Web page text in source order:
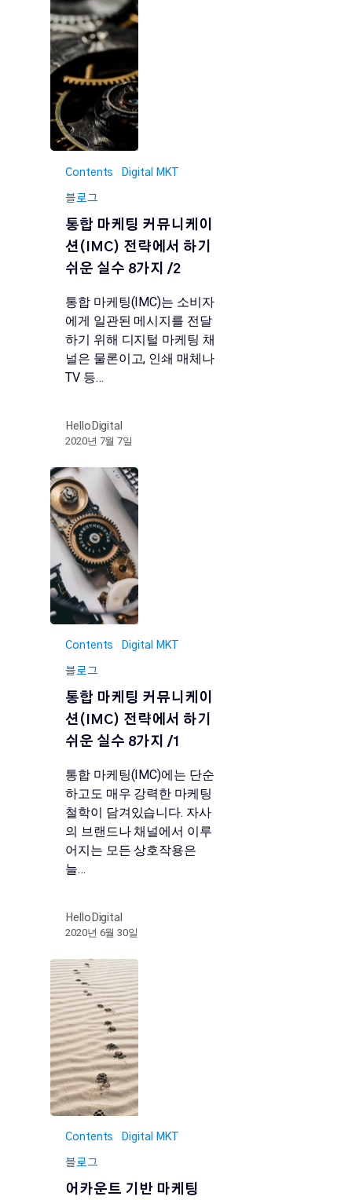
Contents Digital MKT
블로그
통합 마케팅 커뮤니케이
션(IMC) 전략에서 하기
쉬운 실수 8가지 /2
통합 마케팅(IMC)는 소비자
에게 일관된 메시지를 전달
하기 위해 디지털 마케팅 채
널은 물론이고, 인쇄 매체나
TV 등…
HelloDigital
2020년 7월 7일
Contents Digital MKT
블로그
통합 마케팅 커뮤니케이
션(IMC) 전략에서 하기
쉬운 실수 8가지 /1
통합 마케팅(IMC)에는 단순
하고도 매우 강력한 마케팅
철학이 담겨있습니다. 자사
의 브랜드나 채널에서 이루
어지는 모든 상호작용은
늘…
HelloDigital
2020년 6월 30일
Contents Digital MKT
블로그
어카운트 기반 마케팅